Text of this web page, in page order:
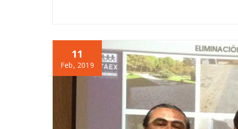
11
Feb, 2019